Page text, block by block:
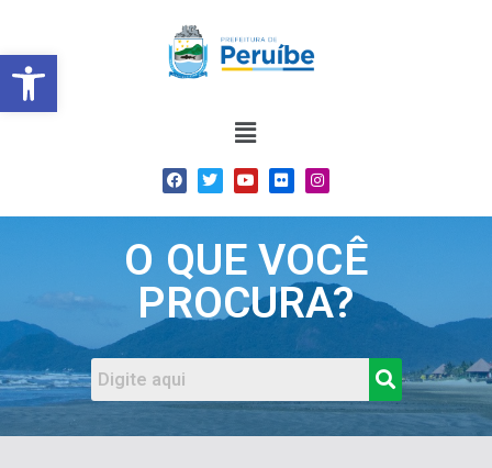
Barra de Ferramentas
O QUE VOCÊ
PROCURA?